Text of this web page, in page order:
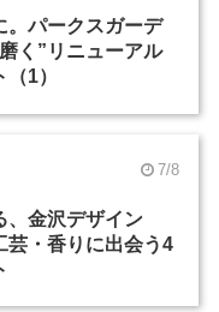
。パークスガーデ
く”リニューアル
1）
7/8
、金沢デザイン
芸・香りに出会う4